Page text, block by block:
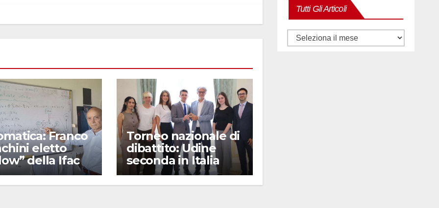
Franco
eletto
della Ifac
Torneo nazionale di
dibattito: Udine
seconda in Italia
Tutti Gli Articoli
Tutti